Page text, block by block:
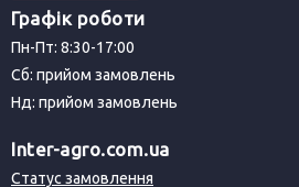
Графік роботи
Пн-Пт: 8:30-17:00
Сб: прийом замовлень
Нд: прийом замовлень
Inter-agro.com.ua
Статус замовлення